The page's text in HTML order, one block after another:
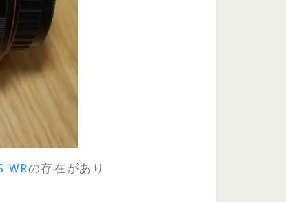
WRの存在があり